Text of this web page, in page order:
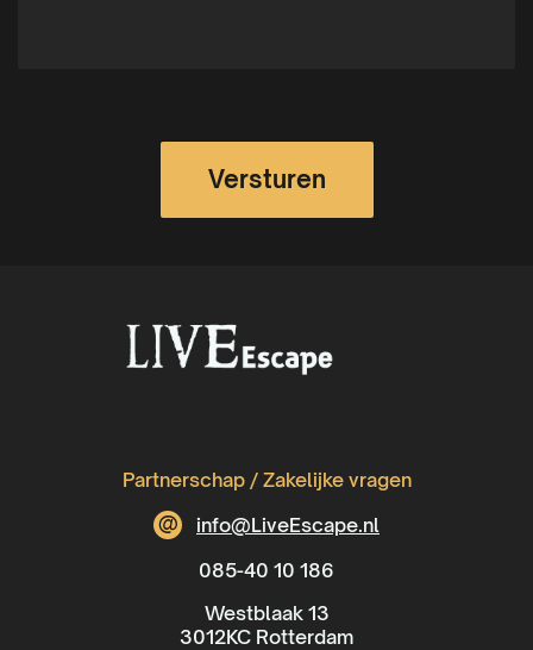
Partnerschap / Zakelijke vragen
@
info@LiveEscape.nl
085-40 10 186
Westblaak 13
3012KC Rotterdam